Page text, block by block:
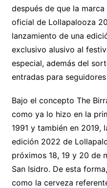
después de que la
oficial de Lollapalooza
lanzamiento de una
exclusivo alusivo al
especial, además del
entradas para
Bajo el concepto The
como ya lo hizo en la
1991 y también en 2019,
edición 2022 de
próximos 18, 19 y 20 de
San Isidro. De esta
como la cerveza